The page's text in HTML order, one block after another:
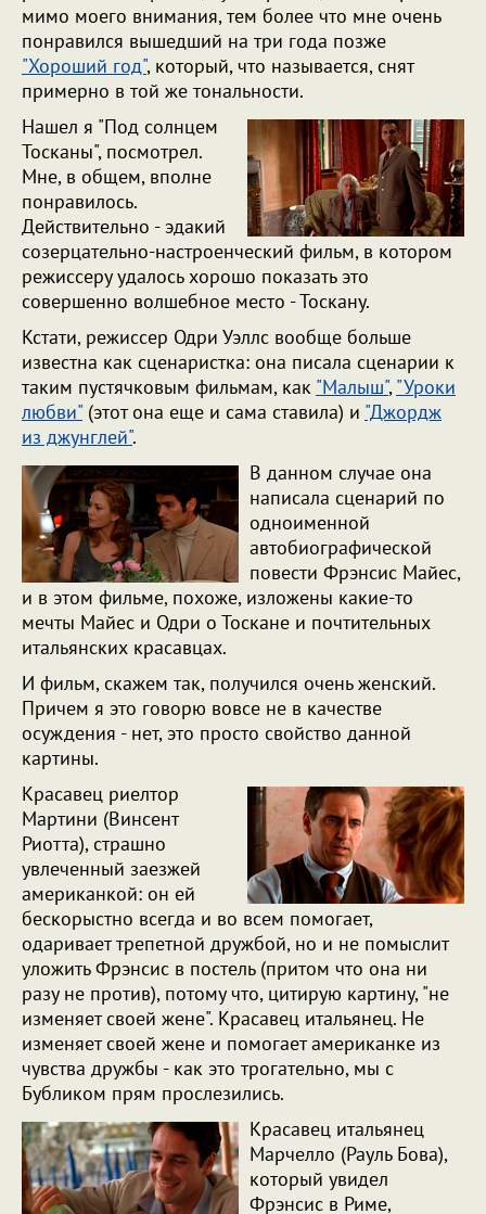
мимо моего внимания, тем более что мне очень
понравился вышедший на три года позже
"Хороший год", который, что называется, снят
примерно в той же тональности.
Нашел я "Под солнцем
Тосканы", посмотрел.
Мне, в общем, вполне
понравилось.
Действительно - эдакий
созерцательно-настроенческий фильм, в котором
режиссеру удалось хорошо показать это
совершенно волшебное место - Тоскану.
Кстати, режиссер Одри Уэллс вообще больше
известна как сценаристка: она писала сценарии к
таким пустячковым фильмам, как "Малыш","Уроки
любви" (этот она еще и сама ставила) и "Джордж
из джунглей".
В данном случае она
написала сценарий по
одноименной
автобиографической
повести Фрэнсис Майес,
и в этом фильме, похоже, изложены какие-то
мечты Майес и Одри о Тоскане и почтительных
итальянских красавцах.
И фильм, скажем так, получился очень женский.
Причем я это говорю вовсе не в качестве
осуждения - нет, это просто свойство данной
картины.
Красавец риелтор
Мартини (Винсент
Риотта), страшно
увлеченный заезжей
американкой: он ей
бескорыстно всегда и во всем помогает,
одаривает трепетной дружбой, но и не помыслит
уложить Фрэнсис в постель (притом что она ни
разу не против), потому что, цитирую картину, "не
изменяет своей жене". Красавец итальянец. Не
изменяет своей жене и помогает американке из
чувства дружбы - как это трогательно, мы с
Бубликом прям прослезились.
Красавец итальянец
Марчелло (Рауль Бова),
который увидел
Фрэнсис в Риме,